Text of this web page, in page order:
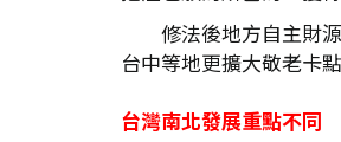
修法後地方自主財
台中等地更擴大敬老卡
台灣南北發展重點不同